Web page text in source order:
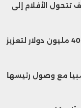
تتحول الأفلام إلى
الجيش الأميركي يقترب من صفقة بـ400 مليون دولار لتعزيز
مع وصول رئيسها